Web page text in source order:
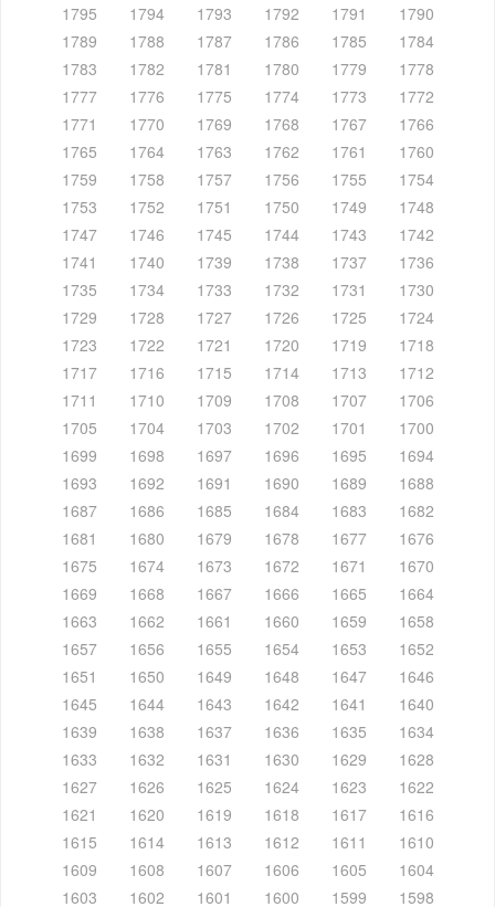
1795
1794 1793 1792 1791
1790
1789
1788 1787 1786 1785
1784
1783
1782 1781 1780 1779
1778
1777
1776 1775 1774 1773
1772
1771
1770 1769 1768 1767
1766
1765
1764 1763 1762 1761
1760
1759
1758 1757 1756 1755
1754
1753
1752 1751 1750 1749
1748
1747
1746 1745 1744 1743
1742
1741
1740 1739 1738 1737
1736
1735
1734 1733 1732 1731
1730
1729
1728 1727 1726 1725
1724
1723
1722 1721 1720 1719
1718
1717
1716 1715 1714 1713
1712
1711
1710 1709 1708 1707
1706
1705
1704 1703 1702 1701
1700
1699
1698 1697 1696 1695
1694
1693
1692 1691 1690 1689
1688
1687
1686 1685 1684 1683
1682
1681
1680 1679 1678 1677
1676
1675
1674 1673 1672 1671
1670
1669
1668 1667 1666 1665
1664
1663
1662 1661 1660 1659
1658
1657
1656 1655 1654 1653
1652
1651
1650 1649 1648 1647
1646
1645
1644 1643 1642 1641
1640
1639
1638 1637 1636 1635
1634
1633
1632 1631 1630 1629
1628
1627
1626 1625 1624 1623
1622
1621
1620 1619 1618 1617
1616
1615
1614 1613 1612 1611
1610
1609
1608 1607 1606 1605
1604
1603
1602 1601 1600 1599 1598